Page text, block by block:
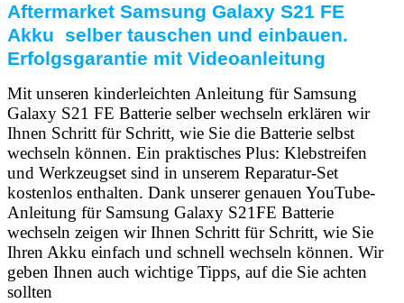
Aftermarket Samsung Galaxy S21 FE
Akku selber tauschen und einbauen.
Erfolgsgarantie mit Videoanleitung
Mit unseren kinderleichten Anleitung für Samsung
Galaxy S21 FE Batterie selber wechseln erklären wir
Ihnen Schritt für Schritt, wie Sie die Batterie selbst
wechseln können. Ein praktisches Plus: Klebstreifen
und Werkzeugset sind in unserem Reparatur-Set
kostenlos enthalten. Dank unserer genauen YouTube-
Anleitung für Samsung Galaxy S21FE Batterie
wechseln zeigen wir Ihnen Schritt für Schritt, wie Sie
Ihren Akku einfach und schnell wechseln können. Wir
geben Ihnen auch wichtige Tipps, auf die Sie achten
sollten